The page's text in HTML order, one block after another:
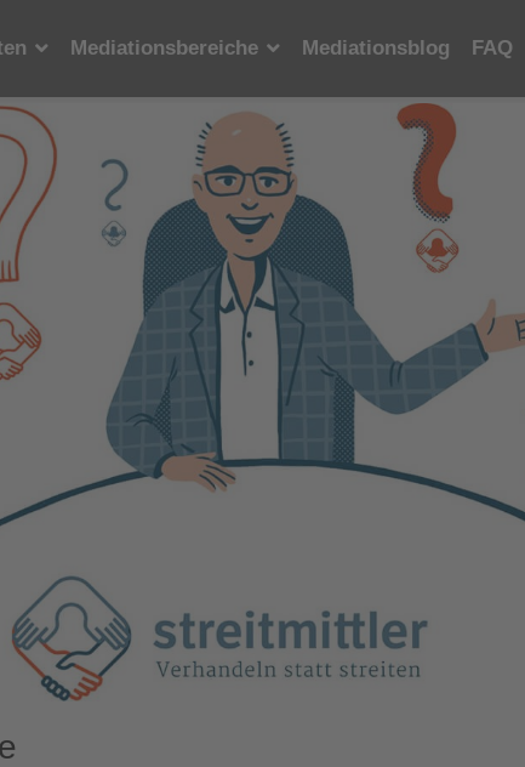
Mediationsbereiche Mediationsblog FAQ